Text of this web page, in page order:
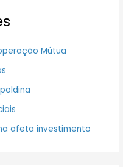
Mútua
afeta investimento